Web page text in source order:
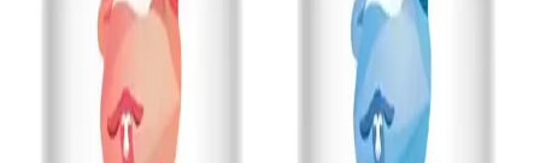
Dalin Şampuan Setleri: Güvenli ve Ekonomik
Bebek ve Aile Bakım Ürünleri
Dalin şampuan setleri, hassas ciltlere uygun, ekonomik ve büyük
hacimli ürünleriyle ailelerin günlük bakımında tercih edilen güvenilir
seçenekler sunar.